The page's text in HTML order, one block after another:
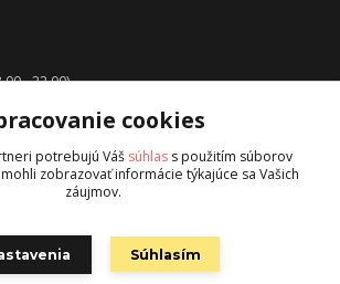
- 22.00)
cookies
potrebujú Váš súhlas s použitím súborov
zobrazovať informácie týkajúce sa Vašich
záujmov.
Súhlasím